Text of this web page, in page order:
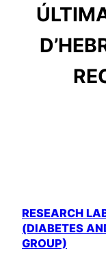
RESEARCH
(DIABETES
GROUP)